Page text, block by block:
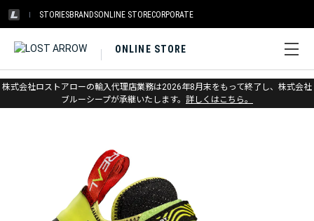
STORIESBRANDSONLINE STORECORPORATE
ONLINE STORE
株式会社ロストアローの輸入代理店業務は2026年8月末をもって終了し、株式会社
ブルーシープが承継いたします。 詳しくはこちら。
ホーム > アウトレット > クライミングシューズ